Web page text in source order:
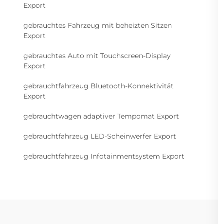
Export
gebrauchtes Fahrzeug mit beheizten Sitzen
Export
gebrauchtes Auto mit Touchscreen-Display
Export
gebrauchtfahrzeug Bluetooth-Konnektivität
Export
gebrauchtwagen adaptiver Tempomat Export
gebrauchtfahrzeug LED-Scheinwerfer Export
gebrauchtfahrzeug Infotainmentsystem Export